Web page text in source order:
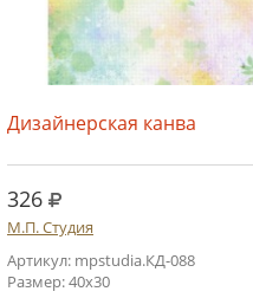
Дизайнерская канва
326 руб.
М.П. Студия
Артикул: mpstudia.КД-088
Размер: 40х30